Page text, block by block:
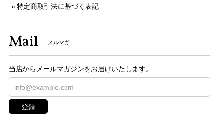
特定商取引法に基づく表記
Mail メルマガ
当店からメールマガジンをお届けいたします。
登録